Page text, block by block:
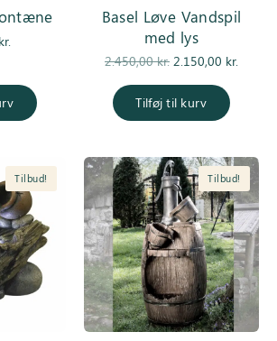
kr.
Basel Løve Vandspil
med lys
2.450,00kr.
Den
pris var:
2.450,00 kr..
2.150,00 kr.
Tilføj til kurv
Tilbud! Tilbud!